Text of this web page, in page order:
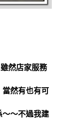
然店家服務
有也有可
不過我建